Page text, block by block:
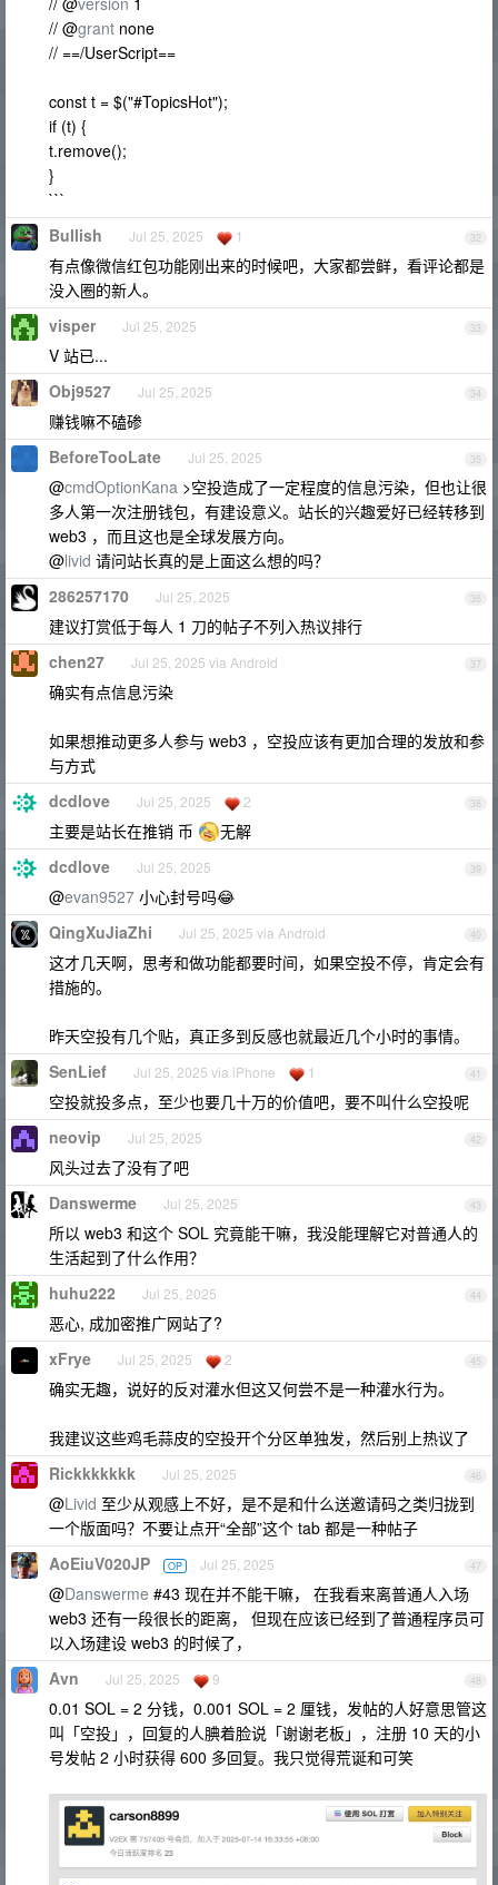
// @grant none
// ==/UserScript==
const t = $("#TopicsHot");
if (t) {
t.remove();
}
```
32
Bullish Jul 25, 2025 1
有点像微信红包功能刚出来的时候吧，大家都尝鲜，看评论都是
没入圈的新人。
33
visper Jul 25, 2025
V 站已...
34
Obj9527 Jul 25, 2025
赚钱嘛不磕碜
35
BeforeTooLate Jul 25, 2025
@cmdOptionKana >空投造成了一定程度的信息污染，但也让很
多人第一次注册钱包，有建设意义。站长的兴趣爱好已经转移到
web3 ，而且这也是全球发展方向。
@livid 请问站长真的是上面这么想的吗？
36
286257170 Jul 25, 2025
建议打赏低于每人 1 刀的帖子不列入热议排行
37
chen27 Jul 25, 2025 via Android
确实有点信息污染
如果想推动更多人参与 web3 ，空投应该有更加合理的发放和参
与方式
38
dcdlove Jul 25, 2025 2
主要是站长在推销 币 无解
39
dcdlove Jul 25, 2025
@evan9527 小心封号吗😂
40
QingXuJiaZhi Jul 25, 2025 via Android
这才几天啊，思考和做功能都要时间，如果空投不停，肯定会有
措施的。
昨天空投有几个贴，真正多到反感也就最近几个小时的事情。
41
SenLief Jul 25, 2025 via iPhone 1
空投就投多点，至少也要几十万的价值吧，要不叫什么空投呢
42
neovip Jul 25, 2025
风头过去了没有了吧
43
Danswerme Jul 25, 2025
所以 web3 和这个 SOL 究竟能干嘛，我没能理解它对普通人的
生活起到了什么作用？
44
huhu222 Jul 25, 2025
恶心, 成加密推广网站了?
45
xFrye Jul 25, 2025 2
确实无趣，说好的反对灌水但这又何尝不是一种灌水行为。
我建议这些鸡毛蒜皮的空投开个分区单独发，然后别上热议了
46
Rickkkkkkk Jul 25, 2025
@Livid 至少从观感上不好，是不是和什么送邀请码之类归拢到
一个版面吗？不要让点开“全部”这个 tab 都是一种帖子
47
AoEiuV020JP OP Jul 25, 2025
@Danswerme #43 现在并不能干嘛， 在我看来离普通人入场
web3 还有一段很长的距离， 但现在应该已经到了普通程序员可
以入场建设 web3 的时候了，
48
Avn Jul 25, 2025 9
0.01 SOL = 2 分钱，0.001 SOL = 2 厘钱，发帖的人好意思管这
叫「空投」，回复的人腆着脸说「谢谢老板」，注册 10 天的小
号发帖 2 小时获得 600 多回复。我只觉得荒诞和可笑